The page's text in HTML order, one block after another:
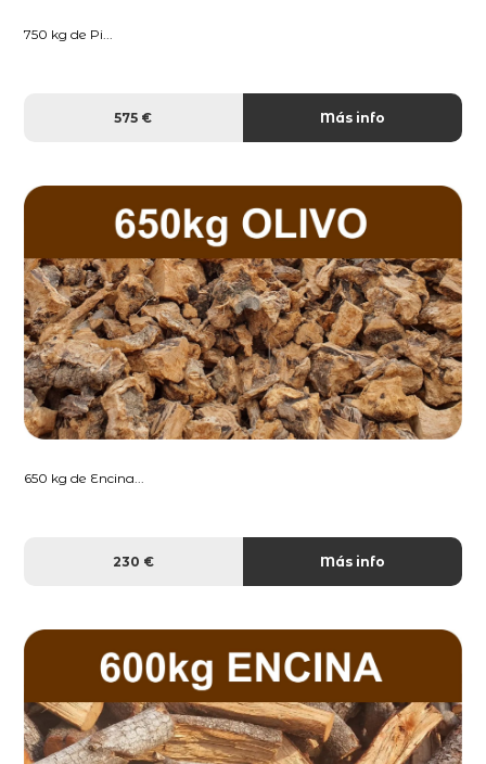
750 kg de Pi...
575 € Más info
650 kg de Encina...
230 € Más info